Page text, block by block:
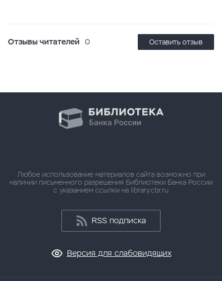
Отзывы читателей 0 Оставить отзыв
Любое использование материалов сайта возможно при
наличии письменного разрешения Библиотеки Банка России
с указанием ссылки на library.cbr.ru
RSS подписка
Версия для слабовидящих